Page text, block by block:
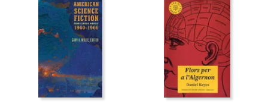
50%
dcto. $ 64.39
50%
dcto.